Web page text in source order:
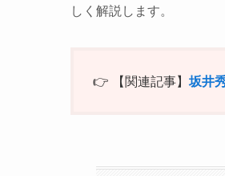
しく解説します。
👉 【関連記事】 坂井